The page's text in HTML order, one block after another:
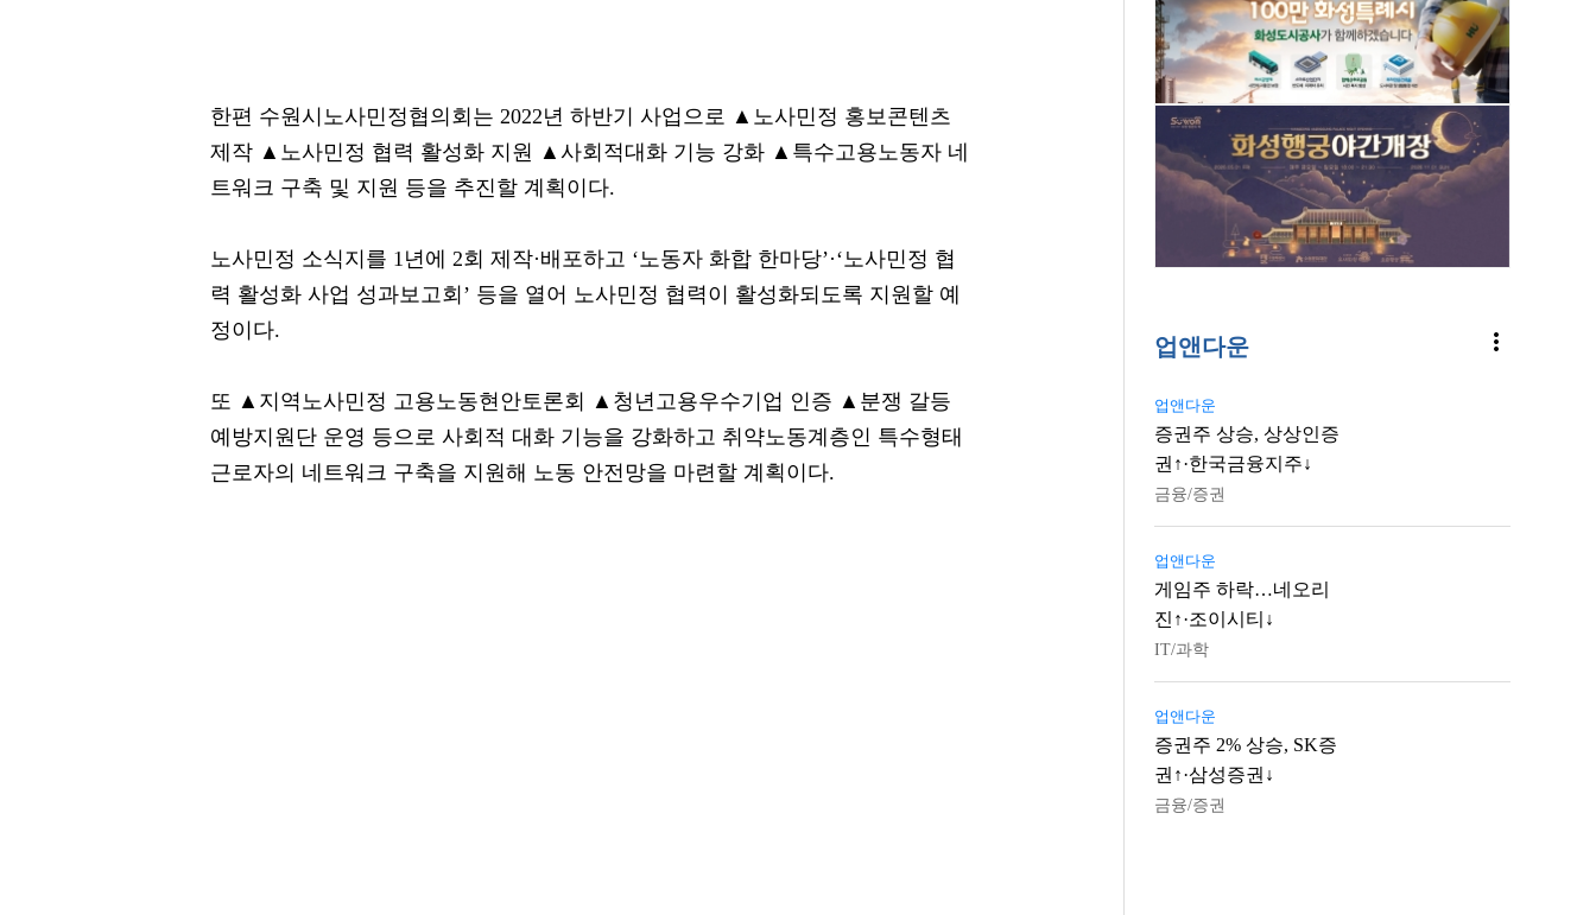
한편 수원시노사민정협의회는 2022년 하반기 사업으로 ▲노사민정 홍보콘텐츠
제작 ▲노사민정 협력 활성화 지원 ▲사회적대화 기능 강화 ▲특수고용노동자 네
트워크 구축 및 지원 등을 추진할 계획이다.
노사민정 소식지를 1년에 2회 제작·배포하고 ‘노동자 화합 한마당’·‘노사민정 협
력 활성화 사업 성과보고회’ 등을 열어 노사민정 협력이 활성화되도록 지원할 예
정이다.
또 ▲지역노사민정 고용노동현안토론회 ▲청년고용우수기업 인증 ▲분쟁 갈등
예방지원단 운영 등으로 사회적 대화 기능을 강화하고 취약노동계층인 특수형태
근로자의 네트워크 구축을 지원해 노동 안전망을 마련할 계획이다.
업앤다운 more_vert
업앤다운
증권주 상승, 상상인증
권↑·한국금융지주↓
금융/증권
업앤다운
게임주 하락…네오리
진↑·조이시티↓
IT/과학
업앤다운
증권주 2% 상승, SK증
권↑·삼성증권↓
금융/증권